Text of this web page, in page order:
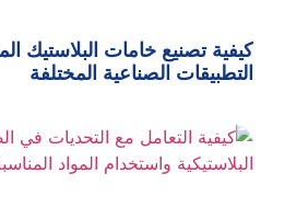
كيفية تصنيع خامات البلاستيك
التطبيقات الصناعية المختلفة